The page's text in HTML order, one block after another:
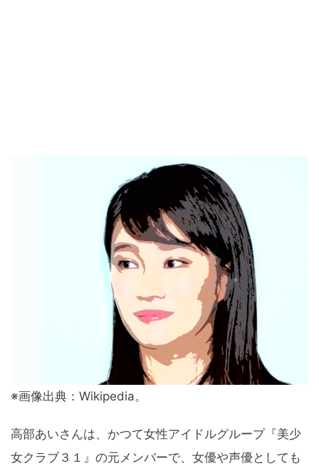
※画像出典：Wikipedia。
高部あいさんは、かつて女性アイドルグループ『美少
女クラブ３１』の元メンバーで、女優や声優としても